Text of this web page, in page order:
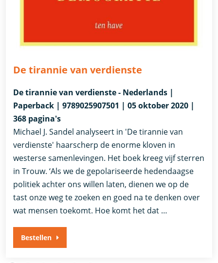
De tirannie van verdienste
De tirannie van verdienste - Nederlands |
Paperback | 9789025907501 | 05 oktober 2020 |
368 pagina's
Michael J. Sandel analyseert in 'De tirannie van
verdienste' haarscherp de enorme kloven in
westerse samenlevingen. Het boek kreeg vijf sterren
in Trouw. ‘Als we de gepolariseerde hedendaagse
politiek achter ons willen laten, dienen we op de
tast onze weg te zoeken en goed na te denken over
wat mensen toekomt. Hoe komt het dat …
Bestellen